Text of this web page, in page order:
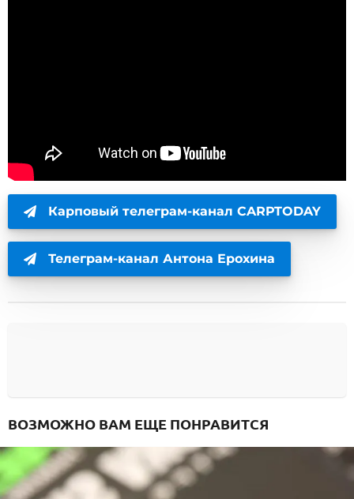
Карповый телеграм-канал CARPTODAY
Телеграм-канал Антона Ерохина
ВОЗМОЖНО ВАМ ЕЩЕ ПОНРАВИТСЯ